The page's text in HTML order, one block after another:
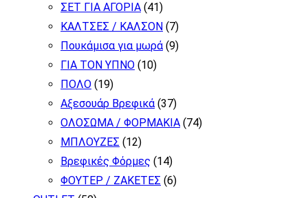
ΣΕΤ ΓΙΑ ΑΓΟΡΙΑ (41)
ΚΑΛΤΣΕΣ / ΚΑΛΣΟΝ (7)
Πουκάμισα για μωρά (9)
ΓΙΑ ΤΟΝ ΥΠΝΟ (10)
ΠΟΛΟ (19)
Αξεσουάρ Βρεφικά (37)
ΟΛΟΣΩΜΑ / ΦΟΡΜΑΚΙΑ (74)
ΜΠΛΟΥΖΕΣ (12)
Βρεφικές Φόρμες (14)
ΦΟΥΤΕΡ / ΖΑΚΕΤΕΣ (6)